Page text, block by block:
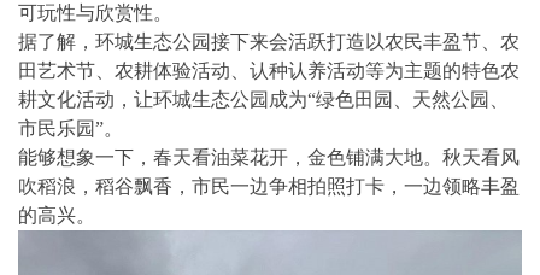
可玩性与欣赏性。
据了解，环城生态公园接下来会活跃打造以农民丰盈节、农
田艺术节、农耕体验活动、认种认养活动等为主题的特色农
耕文化活动，让环城生态公园成为“绿色田园、天然公园、
市民乐园”。
能够想象一下，春天看油菜花开，金色铺满大地。秋天看风
吹稻浪，稻谷飘香，市民一边争相拍照打卡，一边领略丰盈
的高兴。